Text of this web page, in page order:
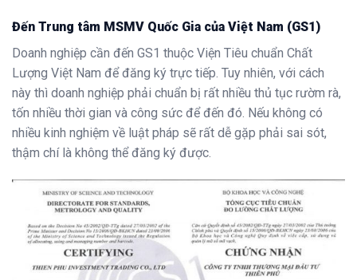
Đến Trung tâm MSMV Quốc Gia của Việt Nam (GS1)
Doanh nghiệp cần đến GS1 thuộc Viện Tiêu chuẩn Chất
Lượng Việt Nam để đăng ký trực tiếp. Tuy nhiên, với cách
này thì doanh nghiệp phải chuẩn bị rất nhiều thủ tục rườm rà,
tốn nhiều thời gian và công sức để đến đó. Nếu không có
nhiều kinh nghiệm về luật pháp sẽ rất dễ gặp phải sai sót,
thậm chí là không thể đăng ký được.